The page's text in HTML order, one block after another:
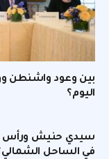
بين وعود واشنطن
اليوم؟
سيدي حنيش ورأس
في الساحل